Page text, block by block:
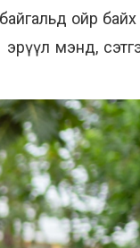
ойр
мэнд, сэтгэл